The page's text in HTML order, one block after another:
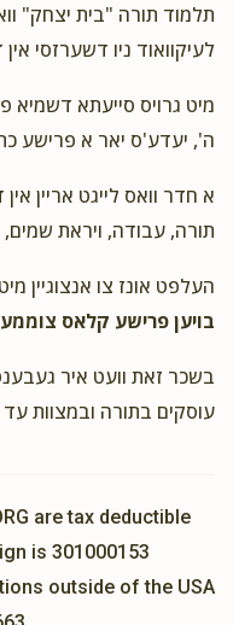
טעסלער ומשפחתו ,
$12.50
$36.00
ר'
$18.00
$18.00
תלמוד תורה "בית יצחק"
לעיקוואוד ניו דשערזסי
מיט גרויס סייעתא דשמיא
ה', יעדע'ס יאר א פרישע
א חדר וואס לייגט אריין
תורה, עבודה, ויראת
העלפט אונז צו אנצוגיין
בויען פרישע קלאס
בשכר זאת וועט איר
עוסקים בתורה ובמצוות
are tax deductible
is 301000153
outside of the USA